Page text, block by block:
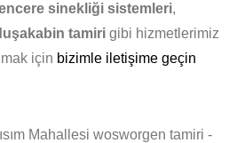
sinekliği sistemleri,
tamiri gibi hizmetlerimiz
için bizimle iletişime geçin
Mahallesi wosworgen tamiri -